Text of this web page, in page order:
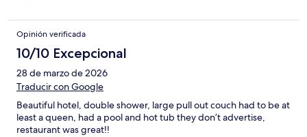
Opinión verificada
10/10 Excepcional
28 de marzo de 2026
Traducir con Google
Beautiful hotel, double shower, large pull out couch had to be at
least a queen, had a pool and hot tub they don’t advertise,
restaurant was great!!